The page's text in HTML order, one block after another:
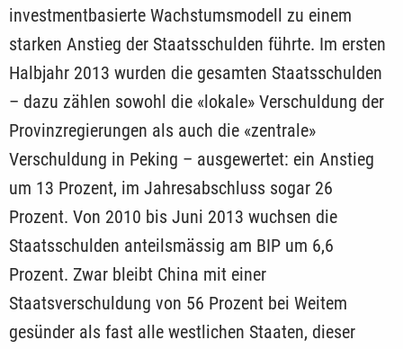
investmentbasierte Wachstumsmodell zu einem
starken Anstieg der Staatsschulden führte. Im ersten
Halbjahr 2013 wurden die gesamten Staatsschulden
– dazu zählen sowohl die «lokale» Verschuldung der
Provinzregierungen als auch die «zentrale»
Verschuldung in Peking – ausgewertet: ein Anstieg
um 13 Prozent, im Jahresabschluss sogar 26
Prozent. Von 2010 bis Juni 2013 wuchsen die
Staatsschulden anteilsmässig am BIP um 6,6
Prozent. Zwar bleibt China mit einer
Staatsverschuldung von 56 Prozent bei Weitem
gesünder als fast alle westlichen Staaten, dieser